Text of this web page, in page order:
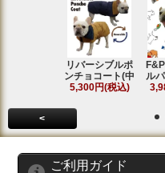
リバーシブルポ
ンチョコート(中
5,300円(税込)
ル
<
ご利用ガイド